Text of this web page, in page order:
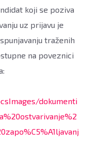
koji se poziva
uz prijavu je
traženih
na poveznici
dokumenti